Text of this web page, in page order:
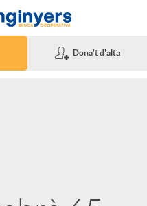
Dona't d'alta